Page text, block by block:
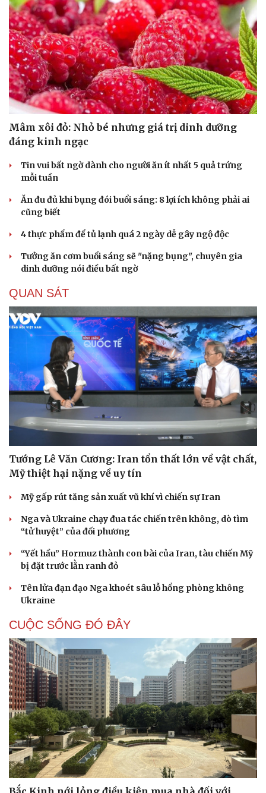
Cải chính
Mâm xôi đỏ: Nhỏ bé nhưng giá trị dinh dưỡng
đáng kinh ngạc
Tin vui bất ngờ dành cho người ăn ít nhất 5 quả trứng
mỗi tuần
Ăn đu đủ khi bụng đói buổi sáng: 8 lợi ích không phải ai
cũng biết
4 thực phẩm để tủ lạnh quá 2 ngày dễ gây ngộ độc
Tưởng ăn cơm buổi sáng sẽ "nặng bụng", chuyên gia
dinh dưỡng nói điều bất ngờ
QUAN SÁT
Tướng Lê Văn Cương: Iran tổn thất lớn về vật chất,
Mỹ thiệt hại nặng về uy tín
Mỹ gấp rút tăng sản xuất vũ khí vì chiến sự Iran
Nga và Ukraine chạy đua tác chiến trên không, dò tìm
“tử huyệt” của đối phương
“Yết hầu” Hormuz thành con bài của Iran, tàu chiến Mỹ
bị đặt trước lằn ranh đỏ
Tên lửa đạn đạo Nga khoét sâu lỗ hổng phòng không
Ukraine
CUỘC SỐNG ĐÓ ĐÂY